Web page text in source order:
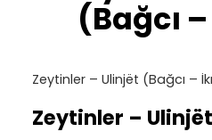
(Bağcı
Zeytinler – Ulinjët (Bağcı –
Zeytinler –